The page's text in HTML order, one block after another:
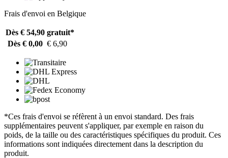
Frais d'envoi en Belgique
Dès € 54,90 gratuit*
Dès € 0,00 € 6,90
*Ces frais d'envoi se réfèrent à un envoi standard. Des frais
supplémentaires peuvent s'appliquer, par exemple en raison du
poids, de la taille ou des caractéristiques spécifiques du produit. Ces
informations sont indiquées directement dans la description du
produit.